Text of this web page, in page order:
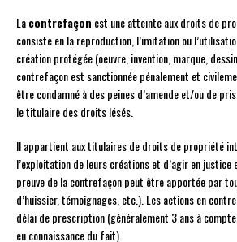
Lacontrefaçon est une atteinte aux droits de
consiste en la reproduction, l’imitation ou
création protégée (oeuvre, invention, marque,
contrefaçon est sanctionnée pénalement et
être condamné à des peines d’amende et/ou de
le titulaire des droits lésés.
Il appartient aux titulaires de droits de propriété
l’exploitation de leurs créations et d’agir en justice
preuve de la contrefaçon peut être apportée par
d’huissier, témoignages, etc.). Les actions en
délai de prescription (généralement 3 ans à
eu connaissance du fait).